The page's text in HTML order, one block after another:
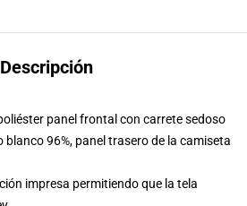
Descripción
panel frontal con carrete sedoso
blanco 96%, panel trasero de la camiseta
impresa permitiendo que la tela